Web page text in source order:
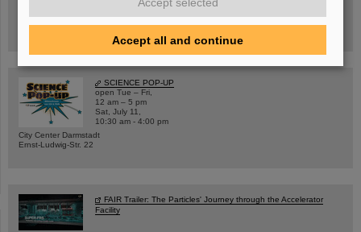
GSI/FAIR/Goethe-Universität
Registration and further information
SCIENCE POP-UP
open Tue – Fri,
12 am – 5 pm
Sat, July 11,
10:30 am - 4:00 pm
City Center Darmstadt
Ernst-Ludwig-Str. 22
FAIR Trailer: The Particles' Journey through the Accelerator
Facility
Accept all and continue